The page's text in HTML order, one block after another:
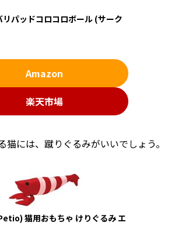
リパッドコロコロボール (サーク
Amazon
楽天市場
猫には、蹴りぐるみがいいでしょう。
猫用おもちゃ けりぐるみ エ